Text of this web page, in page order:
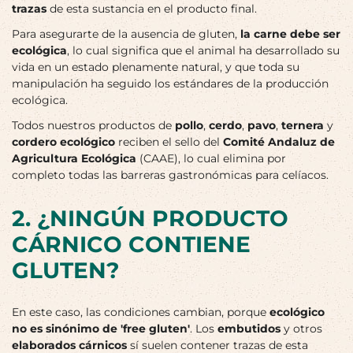
trazas de esta sustancia en el producto final.
Para asegurarte de la ausencia de gluten, la carne debe ser
ecológica, lo cual significa que el animal ha desarrollado su
vida en un estado plenamente natural, y que toda su
manipulación ha seguido los estándares de la producción
ecológica.
Todos nuestros productos de pollo, cerdo, pavo, ternera y
cordero ecológico reciben el sello del Comité Andaluz de
Agricultura Ecológica (CAAE), lo cual elimina por
completo todas las barreras gastronómicas para celíacos.
2. ¿NINGÚN PRODUCTO
CÁRNICO CONTIENE
GLUTEN?
En este caso, las condiciones cambian, porque ecológico
no es sinónimo de 'free gluten'. Los embutidos y otros
elaborados cárnicos sí suelen contener trazas de esta